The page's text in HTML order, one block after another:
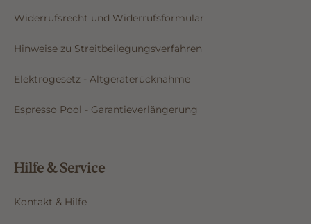
Widerrufsrecht und Widerrufsformular
Hinweise zu Streitbeilegungsverfahren
Elektrogesetz - Altgeräterücknahme
Espresso Pool - Garantieverlängerung
Hilfe & Service
Kontakt & Hilfe